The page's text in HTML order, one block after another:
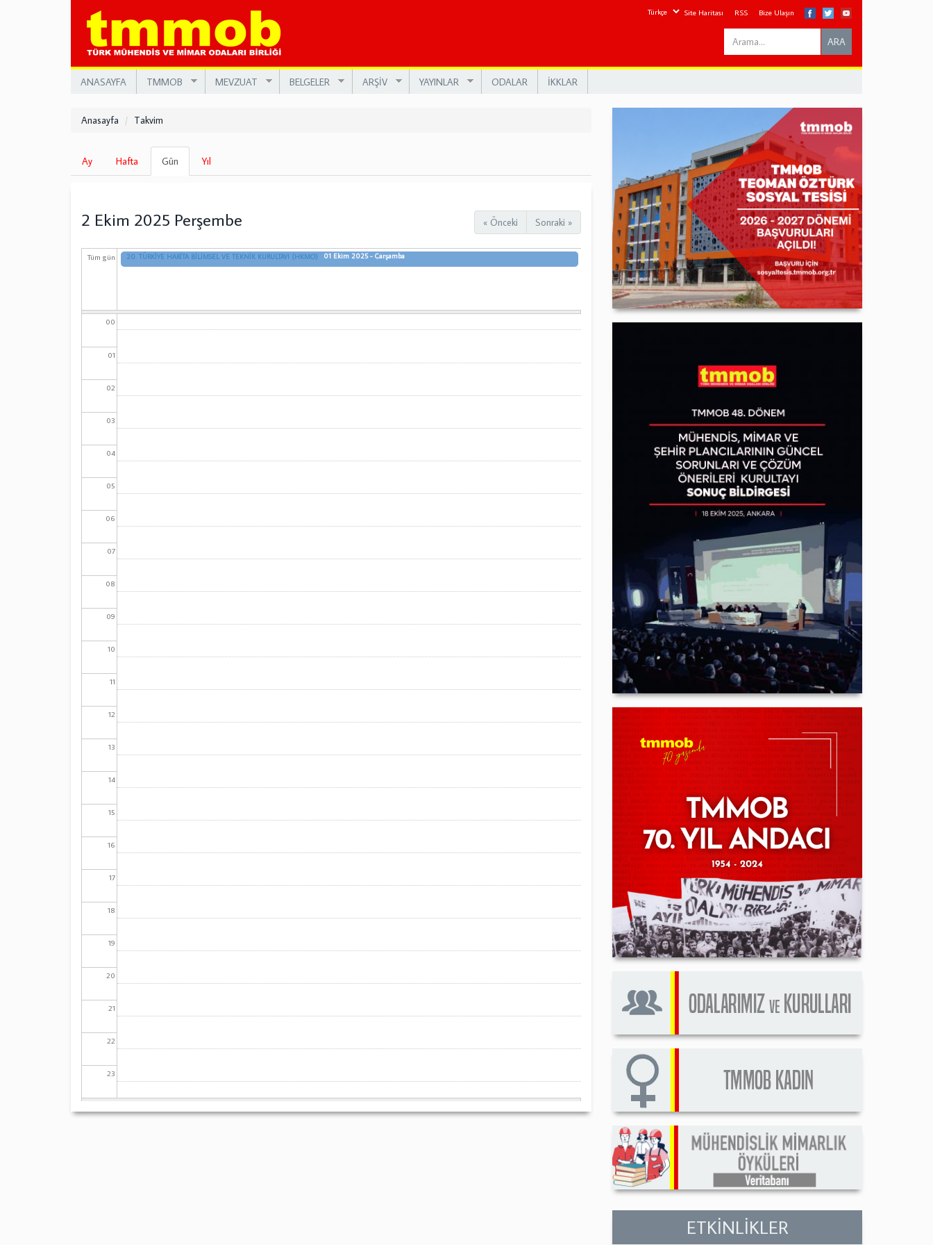
Site Haritası RSS Bize Ulaşın
Search
this
ARA
ANASAYFA TMMOB MEVZUAT BELGELER ARŞİV YAYINLAR ODALAR İKKLAR
Anasayfa Takvim
Birincil
sekmeler
Ay Hafta Gün
sekme)
Yıl
« Önceki Sonraki »
2 Ekim 2025 Perşembe
Tüm gün 20. TÜRKİYE HARİTA BİLİMSEL VE TEKNİK KURULTAYI (HKMO) 01 Ekim 2025 - Çarşamba
00
01
02
03
04
05
06
07
08
09
10
11
12
13
14
15
16
17
18
19
20
21
22
23
ETKİNLİKLER